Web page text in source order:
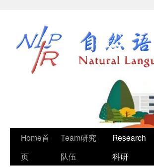
Home首
页
Team研究
队伍
Research
科研